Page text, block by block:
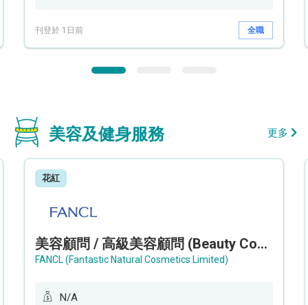
刊登於 1日前 全職
美容及健身服務 更多
花紅
美容顧問 / 高級美容顧問 (Beauty Consultant / Senior Beauty Consultant)
FANCL (Fantastic Natural Cosmetics Limited)
N/A